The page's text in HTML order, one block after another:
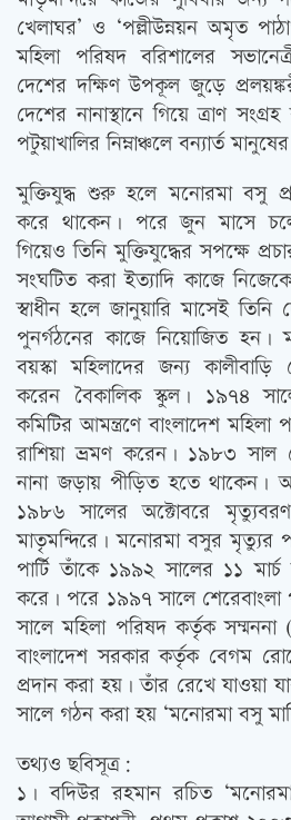
খেলাঘর’ ও ‘পল্লীউন্নয়ন অমৃত
মহিলা পরিষদ বরিশালের
দেশের দক্ষিণ উপকূল জুড়ে
দেশের নানাস্থানে গিয়ে ত্রাণ
পটুয়াখালির নিম্নাঞ্চলে বন্যার্ত
মুক্তিযুদ্ধ শুরু হলে মনোরমা বসু
করে থাকেন। পরে জুন মাসে
গিয়েও তিনি মুক্তিযুদ্ধের সপক্ষে
সংঘটিত করা ইত্যাদি কাজে
স্বাধীন হলে জানুয়ারি মাসেই
পুনর্গঠনের কাজে নিয়োজিত হন।
বয়স্কা মহিলাদের জন্য কালীবাড়ি
করেন বৈকালিক স্কুল। ১৯৭৪
কমিটির আমন্ত্রণে বাংলাদেশ মহিলা
রাশিয়া ভ্রমণ করেন। ১৯৮৩ সাল
নানা জড়ায় পীড়িত হতে থাকেন।
১৯৮৬ সালের অক্টোবরে
মাতৃমন্দিরে। মনোরমা বসুর মৃত্যুর
পার্টি তাঁকে ১৯৯২ সালের ১১ মার্চ
করে। পরে ১৯৯৭ সালে
সালে মহিলা পরিষদ কর্তৃক
বাংলাদেশ সরকার কর্তৃক বেগম
প্রদান করা হয়। তাঁর রেখে যাওয়া
সালে গঠন করা হয় ‘মনোরমা বসু
তথ্যও ছবিসূত্র:
১। বদিউর রহমান রচিত